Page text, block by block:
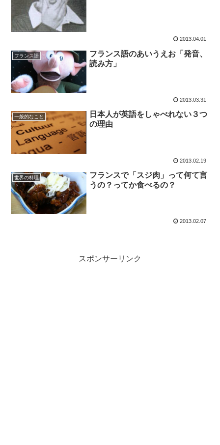
2013.04.01
フランス語
フランス語のあいうえお「発音、
読み方」
2013.03.31
一般的なこと
日本人が英語をしゃべれない３つ
の理由
2013.02.19
世界の料理
フランスで「スジ肉」って何て言
うの？ってか食べるの？
2013.02.07
スポンサーリンク